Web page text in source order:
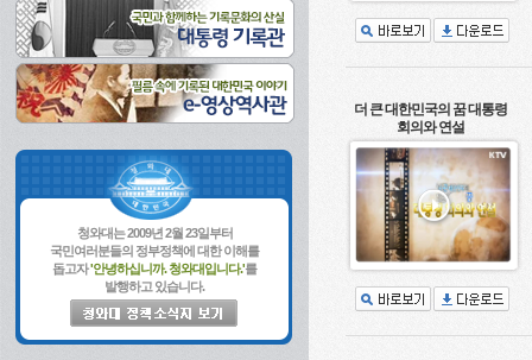
청와대는 2009년 2월 23일부터
국민여러분들의 정부정책에 대한 이해를
돕고자'안녕하십니까. 청와대입니다.'를
발행하고 있습니다.
더 큰 대한민국의 꿈 대통령
회의와 연설